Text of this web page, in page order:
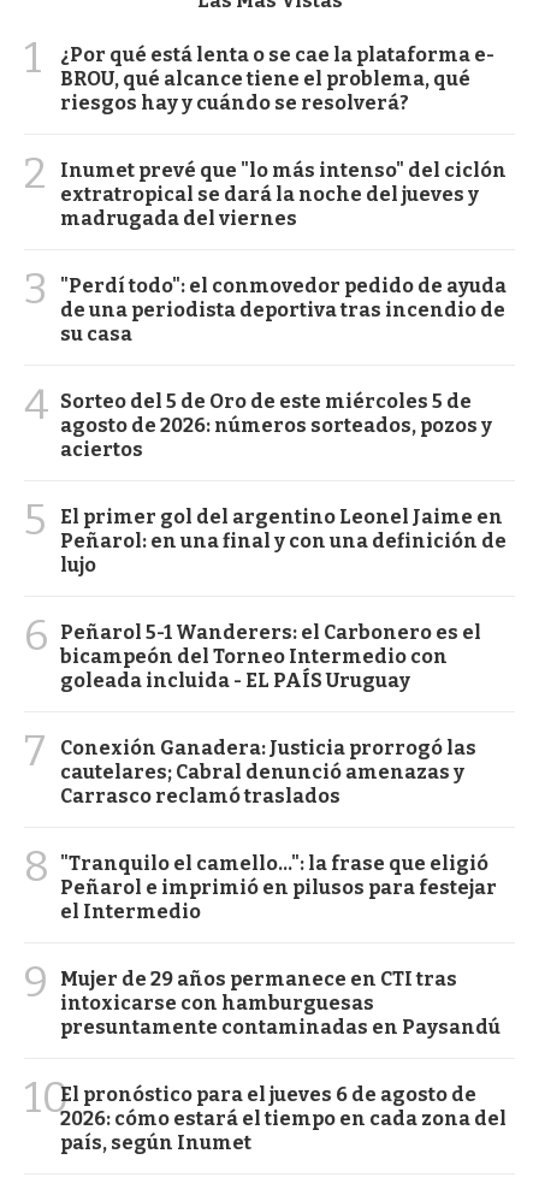
1
¿Por qué está lenta o se cae la plataforma e-
BROU, qué alcance tiene el problema, qué
riesgos hay y cuándo se resolverá?
2
Inumet prevé que "lo más intenso" del ciclón
extratropical se dará la noche del jueves y
madrugada del viernes
3
"Perdí todo": el conmovedor pedido de ayuda
de una periodista deportiva tras incendio de
su casa
4 Sorteo del 5 de Oro de este miércoles 5 de
agosto de 2026: números sorteados, pozos y
aciertos
5
El primer gol del argentino Leonel Jaime en
Peñarol: en una final y con una definición de
lujo
6
Peñarol 5-1 Wanderers: el Carbonero es el
bicampeón del Torneo Intermedio con
goleada incluida - EL PAÍS Uruguay
7
Conexión Ganadera: Justicia prorrogó las
cautelares; Cabral denunció amenazas y
Carrasco reclamó traslados
8
"Tranquilo el camello...": la frase que eligió
Peñarol e imprimió en pilusos para festejar
el Intermedio
9
Mujer de 29 años permanece en CTI tras
intoxicarse con hamburguesas
presuntamente contaminadas en Paysandú
10El pronóstico para el jueves 6 de agosto de
2026: cómo estará el tiempo en cada zona del
país, según Inumet